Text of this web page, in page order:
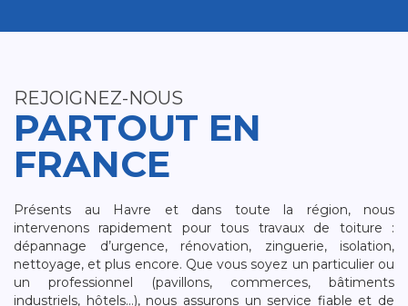
REJOIGNEZ-NOUS
PARTOUT EN
FRANCE
Présents au Havre et dans toute la région, nous
intervenons rapidement pour tous travaux de toiture :
dépannage d’urgence, rénovation, zinguerie, isolation,
nettoyage, et plus encore. Que vous soyez un particulier ou
un professionnel (pavillons, commerces, bâtiments
industriels, hôtels…), nous assurons un service fiable et de